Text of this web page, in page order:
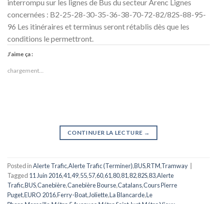
interrompu sur les lignes de Bus du secteur Arenc Lignes
concernées : B2-25-28-30-35-36-38-70-72-82/82S-88-95-
96 Les itinéraires et terminus seront rétablis dès que les
conditions le permettront.
J’aime ça :
chargement…
CONTINUER LA LECTURE →
Posted inAlerte Trafic,Alerte Trafic (Terminer),BUS,RTM,Tramway
Tagged 11 Juin 2016,41,49,55,57,60,61,80,81,82,82S,83,Alerte
Trafic,BUS,Canebière,Canebière Bourse,Catalans,Cours Pierre
Puget,EURO 2016,Ferry-Boat,Joliette,La Blancarde,Le